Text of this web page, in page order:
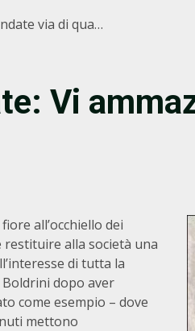
via di qua…
Vi
all’occhiello dei
restituire alla società una
di tutta la
dopo aver
come esempio – dove
mettono